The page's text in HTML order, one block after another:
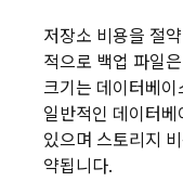
저장소 비용을 절
적으로 백업 파일
크기는 데이터베
일반적인 데이터
있으며 스토리지
약됩니다.